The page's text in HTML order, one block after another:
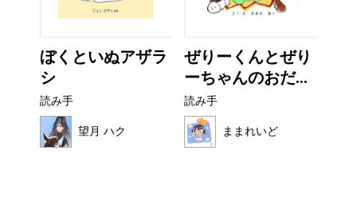
ぼくといぬアザラ
シ
読み手
望月 ハク
ぜりーくんとぜり
ーちゃんのおだ...
読み手
ままれいど